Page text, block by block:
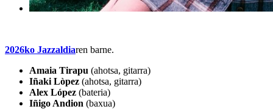
2026ko Jazzaldiaren barne.
Amaia Tirapu (ahotsa, gitarra)
Iñaki Lòpez (ahotsa, gitarra)
Alex López (bateria)
Iñigo Andion (baxua)